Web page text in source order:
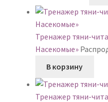
Тренажер тяни-
Насекомые»
В корзину
Тренажер тяни-